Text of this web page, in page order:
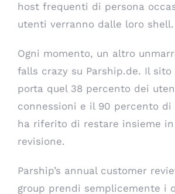
host frequenti di persona
utenti verranno dalle loro shell.
Ogni momento, un altro
falls crazy su Parship.de. Il
porta quel 38 percento dei
connessioni e il 90 percento
ha riferito di restare insieme
revisione.
Parship’s annual customer
group prendi semplicemente i